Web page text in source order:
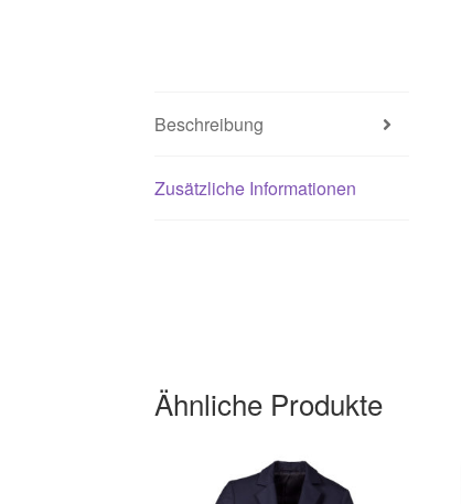
Beschreibung
Zusätzliche Informationen
Ähnliche Produkte